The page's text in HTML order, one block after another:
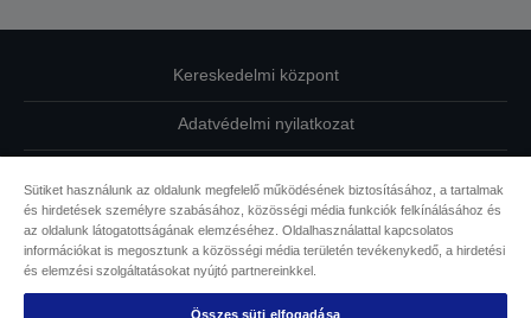
Kereskedelmi központ
Adatvédelmi nyilatkozat
Kapcsolatfelvétel
Sütikkel kapcsolatos információk
Sütiket használunk az oldalunk megfelelő működésének biztosításához, a tartalmak
és hirdetések személyre szabásához, közösségi média funkciók felkínálásához és
az oldalunk látogatottságának elemzéséhez. Oldalhasználattal kapcsolatos
információkat is megosztunk a közösségi média területén tevékenykedő, a hirdetési
és elemzési szolgáltatásokat nyújtó partnereinkkel.
Összes süti elfogadása